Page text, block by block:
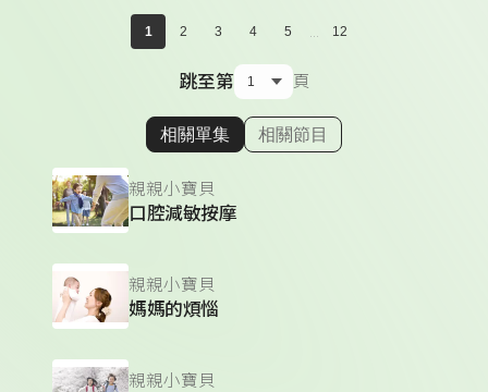
1 2 3 4 5 ... 12
跳至第 頁
顯示相關單集
相關單集 相關節目
親親小寶貝
口腔減敏按摩
親親小寶貝
媽媽的煩惱
親親小寶貝